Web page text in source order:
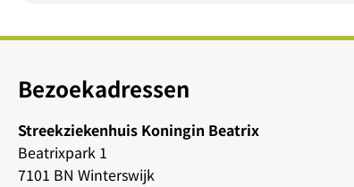
Bezoekadressen
Streekziekenhuis Koningin Beatrix
Beatrixpark 1
7101 BN Winterswijk